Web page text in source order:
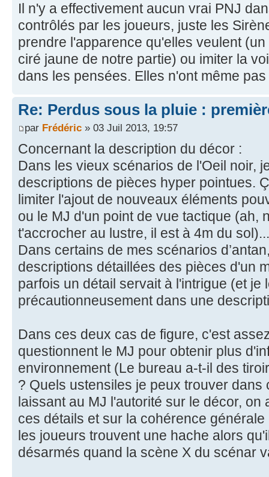
Il n'y a effectivement aucun vrai PNJ
contrôlés par les joueurs, juste les
prendre l'apparence qu'elles veulent
ciré jaune de notre partie) ou imiter la
dans les pensées. Elles n'ont même
Re: Perdus sous la pluie :
par Frédéric » 03 Juil 2013, 19:57
Concernant la description du décor :
Dans les vieux scénarios de l'Oeil noir,
descriptions de pièces hyper pointues.
limiter l'ajout de nouveaux éléments
ou le MJ d'un point de vue tactique (ah,
t'accrocher au lustre, il est à 4m du sol)...
Dans certains de mes scénarios
descriptions détaillées des pièces d'un
parfois un détail servait à l'intrigue (et je
précautionneusement dans une
Dans ces deux cas de figure, c'est
questionnent le MJ pour obtenir plus
environnement (Le bureau a-t-il des
? Quels ustensiles je peux trouver dans
laissant au MJ l'autorité sur le décor, on
ces détails et sur la cohérence
les joueurs trouvent une hache alors
désarmés quand la scène X du scénar